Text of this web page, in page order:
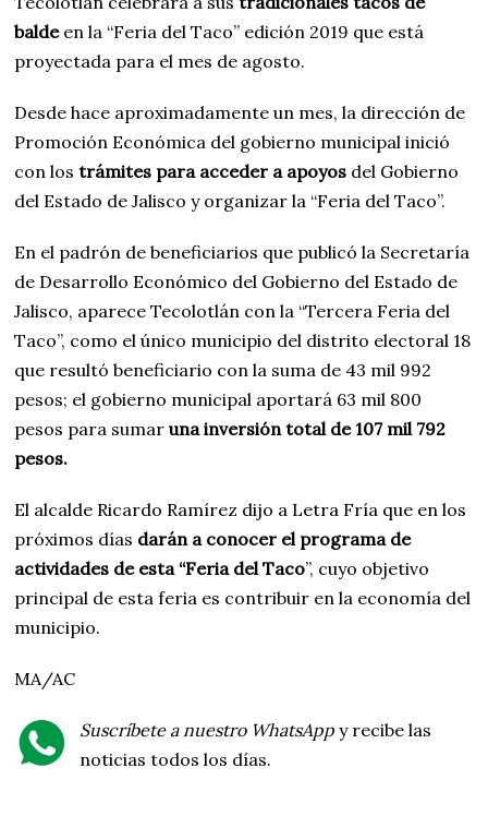
baldeen la “Feria del Taco” edición 2019 que está
proyectada para el mes de agosto.
Desde hace aproximadamente un mes, la dirección de
Promoción Económica del gobierno municipal inició
con lostrámites para acceder a apoyos del Gobierno
del Estado de Jalisco y organizar la “Feria del Taco”.
En el padrón de beneficiarios que publicó la Secretaría
de Desarrollo Económico del Gobierno del Estado de
Jalisco, aparece Tecolotlán con la “Tercera Feria del
Taco”, como el único municipio del distrito electoral 18
que resultó beneficiario con la suma de 43 mil 992
pesos; el gobierno municipal aportará 63 mil 800
pesos para sumaruna inversión total de 107 mil 792
pesos.
El alcalde Ricardo Ramírez dijo a Letra Fría que en los
próximos días darán a conocer el programa de
actividades de esta “Feria del Taco”, cuyo objetivo
principal de esta feria es contribuir en la economía del
municipio.
MA/AC
Suscríbete a nuestro WhatsApp y recibe las
noticias todos los días.